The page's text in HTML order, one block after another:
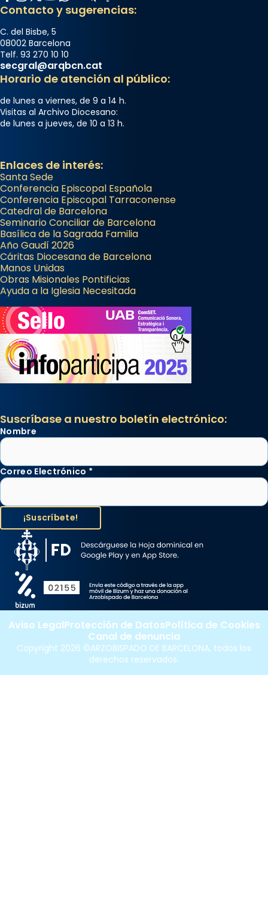
Contacto y sugerencias:
C. del Bisbe, 5
08002 Barcelona
Telf. 93 270 10 10
secgral@arqbcn.cat
Horario de atención al público:
de lunes a viernes, de 9 a 14 h.
Visitas al Archivo Diocesano:
de lunes a jueves, de 10 a 13 h.
Enlaces de interés:
Santa Sede
Conferencia Episcopal Española
Conferencia Episcopal Tarraconense
Catedral de Barcelona
Seminario Conciliar de Barcelona
Basílica de la Sagrada Familia
Año Gaudí 2026
Cáritas Diocesana de Barcelona
Manos Unidas
Obras Misionales Pontificias
Ayuda a la Iglesia Necesitada
Suscríbase a nuestro boletín electrónico:
Nombre
Correo Electrónico *
Copyright 2026 ©ARZOBISPADO DE BARCELONA, todos los
derechos reservados.
Aviso LegalProtección de DatosPolítica de Cookies
Canal de denuncia